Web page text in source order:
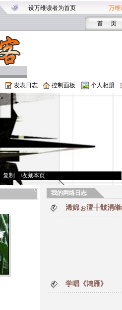
设万维读者为首页 万维
首 页
发表日志 控制面板 个人相册
复制 收藏本页
我的网络日志
浠婂ぉ澶╂皵涓嶉
学唱《鸿雁》